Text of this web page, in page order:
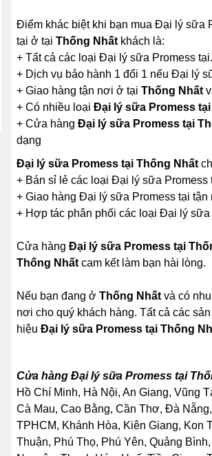
Điểm khác biệt khi bạn mua Đại lý sữa
tại ở tại Thống Nhấtkhách là:
+ Tất cả các loại Đại lý sữa Promess
+ Dịch vụ bảo hành 1 đổi 1 nếu Đại lý
+ Giao hàng tận nơi ở tại Thống Nhất
+ Có nhiều loại Đại lý sữa Promess tại
+ Cửa hàng Đại lý sữa Promess tại
dạng
Đại lý sữa Promess tại Thống Nhất
+ Bán sỉ lẻ các loại Đại lý sữa Promess
+ Giao hàng Đại lý sữa Promess tại tận
+ Hợp tác phân phối các loại Đại lý
Cửa hàng Đại lý sữa Promess tại
Thống Nhấtcam kết làm bạn hài lòng.
Nếu bạn đang ở Thống Nhấtvà có
nơi cho quý khách hàng. Tất cả các
hiệu Đại lý sữa Promess tại Thống
Cửa hàng Đại lý sữa Promess tại
Hồ Chí Minh, Hà Nội, An Giang, Vũng
Cà Mau, Cao Bằng, Cần Thơ, Đà
TPHCM, Khánh Hòa, Kiên Giang, Kon
Thuận, Phú Thọ, Phú Yên, Quảng